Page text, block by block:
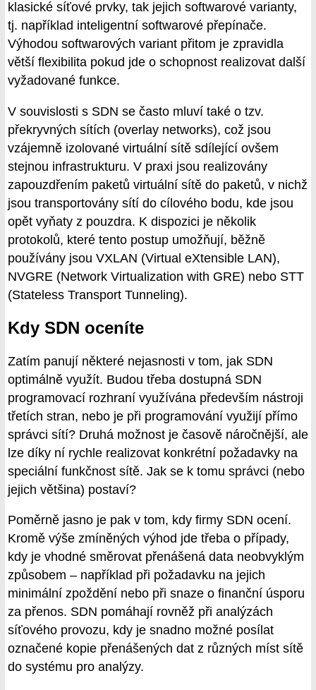
klasické síťové prvky, tak jejich softwarové varianty,
tj. například inteligentní softwarové přepínače.
Výhodou softwarových variant přitom je zpravidla
větší flexibilita pokud jde o schopnost realizovat další
vyžadované funkce.
V souvislosti s SDN se často mluví také o tzv.
překryvných sítích (overlay networks), což jsou
vzájemně izolované virtuální sítě sdílející ovšem
stejnou infrastrukturu. V praxi jsou realizovány
zapouzdřením paketů virtuální sítě do paketů, v nichž
jsou transportovány sítí do cílového bodu, kde jsou
opět vyňaty z pouzdra. K dispozici je několik
protokolů, které tento postup umožňují, běžně
používány jsou VXLAN (Virtual eXtensible LAN),
NVGRE (Network Virtualization with GRE) nebo STT
(Stateless Transport Tunneling).
Kdy SDN oceníte
Zatím panují některé nejasnosti v tom, jak SDN
optimálně využít. Budou třeba dostupná SDN
programovací rozhraní využívána především nástroji
třetích stran, nebo je při programování využijí přímo
správci sítí? Druhá možnost je časově náročnější, ale
lze díky ní rychle realizovat konkrétní požadavky na
speciální funkčnost sítě. Jak se k tomu správci (nebo
jejich většina) postaví?
Poměrně jasno je pak v tom, kdy firmy SDN ocení.
Kromě výše zmíněných výhod jde třeba o případy,
kdy je vhodné směrovat přenášená data neobvyklým
způsobem – například při požadavku na jejich
minimální zpoždění nebo při snaze o finanční úsporu
za přenos. SDN pomáhají rovněž při analýzách
síťového provozu, kdy je snadno možné posílat
označené kopie přenášených dat z různých míst sítě
do systému pro analýzy.